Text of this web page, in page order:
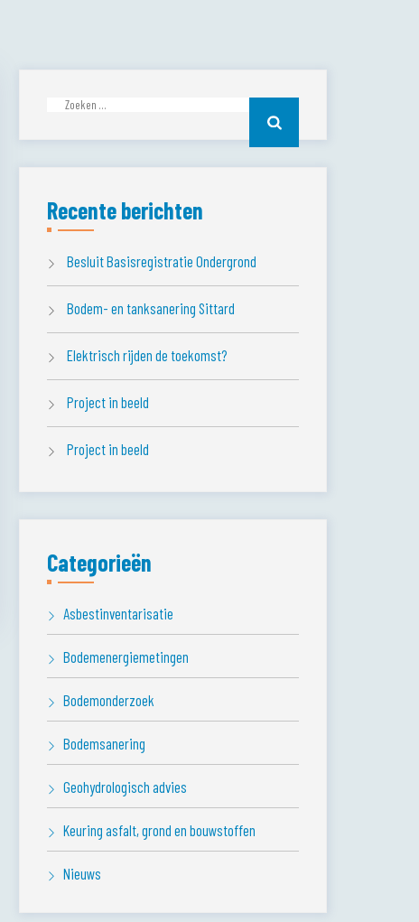
Zoeken
Recente berichten
Besluit Basisregistratie Ondergrond
Bodem- en tanksanering Sittard
Elektrisch rijden de toekomst?
Project in beeld
Project in beeld
Categorieën
Asbestinventarisatie
Bodemenergiemetingen
Bodemonderzoek
Bodemsanering
Geohydrologisch advies
Keuring asfalt, grond en bouwstoffen
Nieuws